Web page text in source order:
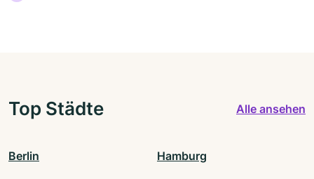
Top Städte Alle ansehen
Berlin Hamburg